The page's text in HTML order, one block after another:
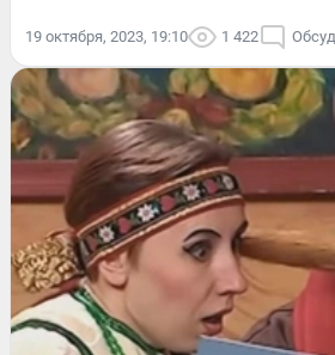
19 октября, 2023, 19:10 1 422